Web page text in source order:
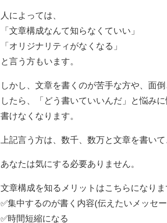
人によっては、
「文章構成なんて知らなくていい」
「オリジナリティがなくなる」
と言う方もいます。
しかし、文章を書くのが苦手な方や、面
したら、「どう書いていいんだ」と悩み
書けなくなります。
上記言う方は、数千、数万と文章を書い
あなたは気にする必要ありません。
文章構成を知るメリットはこちらになりま
✅集中するのが書く内容(伝えたいメッセ
✅時間短縮になる